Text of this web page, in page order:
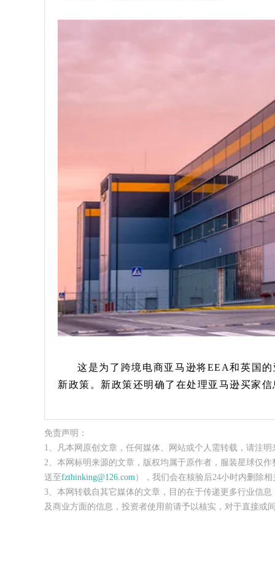
这是为了跨境电商亚马逊将EEA和英国
新政策。新政策还明确了在处理亚马逊买家
免责声明：
1、凡本网原创文章，任何媒体、网站或个人需转载，请注明
2、本网标明来源的文章，版权均属于原作者，服装星球仅
送至fzthinking@126.com），我们会在核验后24小时内删除
3、本网转载自其它媒体的文章，目的在于传递更多行业信
及商业方面的信息，投资者使用前请予以核实，对于直接或